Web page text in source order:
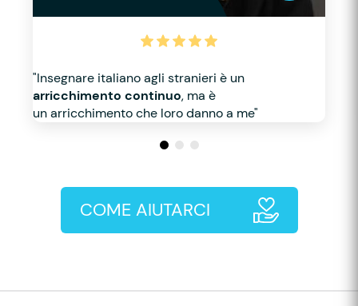
"Insegnare italiano agli stranieri è un
arricchimento continuo, ma è
un arricchimento che loro danno a me"
COME AIUTARCI